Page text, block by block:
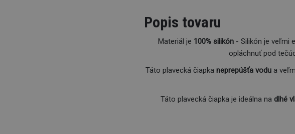
Popis tovaru
Materiál je 100% silikón - Silikón je veľmi
opláchnuť pod
Táto plavecká čiapka neprepúšťa vodua
Táto plavecká čiapka je ideálna na dlhé